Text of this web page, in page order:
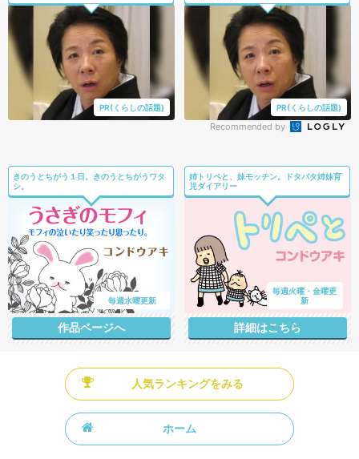
PR(くらしの話題) PR(くらしの話題)
Recommended by
きのうとちがう１日。きのうとちがうワタ
シ。
毎週水曜更新
作品ページへ
姉トリペと、妹モッチン。ドタバタ姉妹育
児ダイアリー
毎週火曜・金曜更
新
詳細はこちら
人気ランキングをみる
ホーム